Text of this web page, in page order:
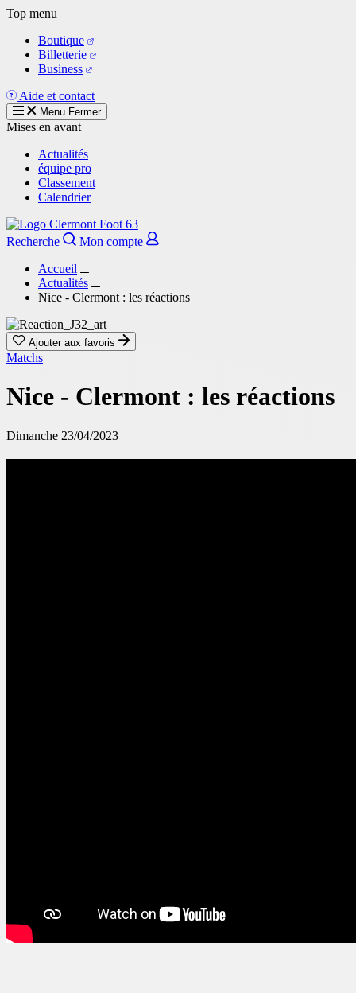
Aller
contenu
principal
Top menu
Boutique
Billetterie
Business
Aide et contact
Menu Fermer
Mises en avant
Actualités
équipe pro
Classement
Calendrier
Recherche
Mon compte
Accueil
Actualités
Nice - Clermont : les réactions
Ajouter aux favoris
Matchs
Nice - Clermont : les réactions
Dimanche 23/04/2023